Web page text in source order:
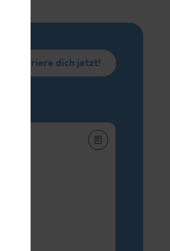
Registriere dich jetzt!